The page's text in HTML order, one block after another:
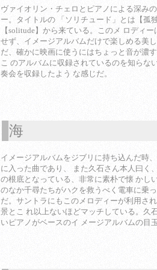
ヴァイオリン・チェロとピアノによる深み
ー。タイトルの 「ソリチュード」とは【孤
【solitude】から来ている。このメ ロディ
せず、イメージアルバムだけで楽しめる美
だ、確かに映画に使うにはちょっと音が濃
こ のアルバムに収録されているのを知らな
奏会を収録したよう な感じだ。
海
イメージアルバムをジブリに持ち込んだ時
に入った曲であり、 また久石さん本人曰く
の根底となっている、非常に素朴で懐 かし
のなか千尋たちがハクを救うべく電車に乗
だ。サントラにもこのメロディーが利用さ
景とこ れ以上ないほどマッチしている。久
いピアノがベースのイ メージアルバムの目